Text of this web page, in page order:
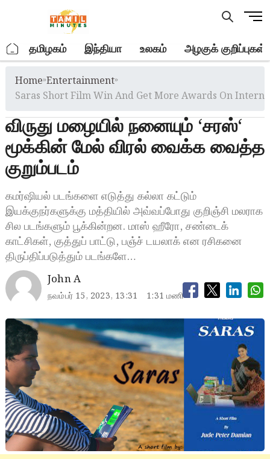
M
u
t
o
. தமிழகம் இந்தியா உலகம் அழகுக் குறிப்புகள்
Home»Entertainment»
Saras Short Film Win And Get More Awards On
விருது மழையில் நனையும் ‘சரஸ்‘
மூக்கின் மேல் விரல் வைக்க வைத்த
குறும்படம்
கமர்ஷியல் படங்களை எடுத்து கல்லா கட்டும்
இயக்குநர்களுக்கு மத்தியில் அவ்வப்போது குறிஞ்சி மலராக
சில படங்களும் பூக்கின்றன. மாஸ் ஹீரோ, சண்டைக்
காட்சிகள், குத்துப் பாட்டு, பஞ்ச் டயலாக் என ரசிகனை
திருப்திப்படுத்தும் படங்களே…
John A
நவம்பர் 15, 2023, 13:31 1:31 மணி